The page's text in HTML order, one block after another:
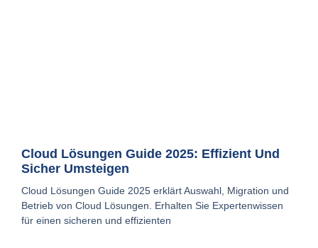
Cloud Lösungen Guide 2025: Effizient Und
Sicher Umsteigen
Cloud Lösungen Guide 2025 erklärt Auswahl, Migration und
Betrieb von Cloud Lösungen. Erhalten Sie Expertenwissen
für einen sicheren und effizienten